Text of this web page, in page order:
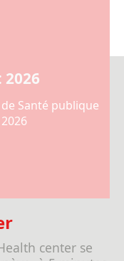
2026
Santé publique
center se